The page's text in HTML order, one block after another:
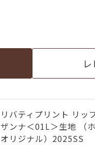
リバティプリント リッ
ザンナ＜01L＞生地 （
オリジナル）2025SS